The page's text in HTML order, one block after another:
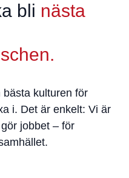
bli nästa
kulturen för
i. Det är enkelt: Vi är
jobbet – för